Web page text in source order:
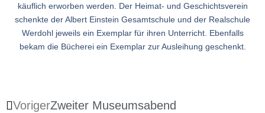
käuflich erworben werden. Der Heimat- und Geschichtsverein
schenkte der Albert Einstein Gesamtschule und der Realschule
Werdohl jeweils ein Exemplar für ihren Unterricht. Ebenfalls
bekam die Bücherei ein Exemplar zur Ausleihung geschenkt.
VorigerZweiter Museumsabend